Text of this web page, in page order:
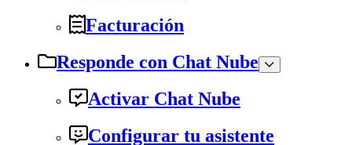
Facturación
Responde con Chat Nube
Activar Chat Nube
Configurar tu asistente